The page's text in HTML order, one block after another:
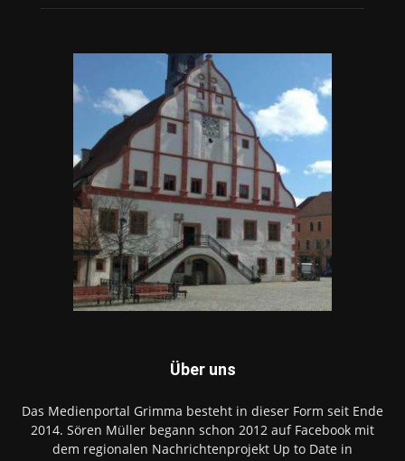
Über uns
Das Medienportal Grimma besteht in dieser Form seit Ende
2014. Sören Müller begann schon 2012 auf Facebook mit
dem regionalen Nachrichtenprojekt Up to Date in